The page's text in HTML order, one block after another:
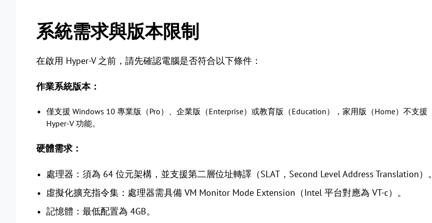
系統需求與版本限制
在啟用 Hyper-V 之前，請先確認電腦是否符合以下條件：
作業系統版本：
僅支援 Windows 10 專業版（Pro）、企業版（Enterprise）或教育版（Education），家用版（Home）不支援
Hyper-V 功能。
硬體需求：
處理器：須為 64 位元架構，並支援第二層位址轉譯（SLAT，Second Level Address Translation）。
虛擬化擴充指令集：處理器需具備 VM Monitor Mode Extension（Intel 平台對應為 VT-c）。
記憶體：最低配置為 4GB。